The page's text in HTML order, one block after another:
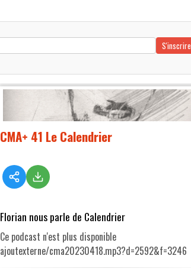
S'inscrire
CMA+ 41 Le Calendrier
Florian nous parle de Calendrier
Ce podcast n'est plus disponible
ajoutexterne/cma20230418.mp3?d=2592&f=3246